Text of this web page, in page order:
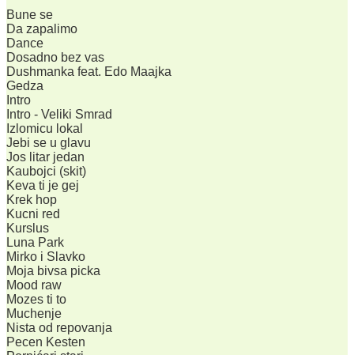
Bune se
Da zapalimo
Dance
Dosadno bez vas
Dushmanka feat. Edo Maajka
Gedza
Intro
Intro - Veliki Smrad
Izlomicu lokal
Jebi se u glavu
Jos litar jedan
Kaubojci (skit)
Keva ti je gej
Krek hop
Kucni red
Kurslus
Luna Park
Mirko i Slavko
Moja bivsa picka
Mood raw
Mozes ti to
Muchenje
Nista od repovanja
Pecen Kesten